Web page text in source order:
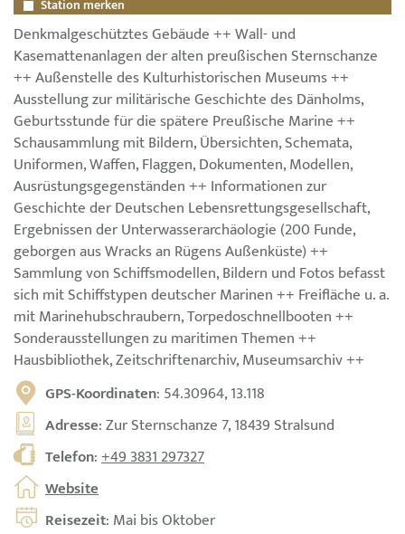
Station merken
Denkmalgeschütztes Gebäude ++ Wall- und
Kasemattenanlagen der alten preußischen Sternschanze
++ Außenstelle des Kulturhistorischen Museums ++
Ausstellung zur militärische Geschichte des Dänholms,
Geburtsstunde für die spätere Preußische Marine ++
Schausammlung mit Bildern, Übersichten, Schemata,
Uniformen, Waffen, Flaggen, Dokumenten, Modellen,
Ausrüstungsgegenständen ++ Informationen zur
Geschichte der Deutschen Lebensrettungsgesellschaft,
Ergebnissen der Unterwasserarchäologie (200 Funde,
geborgen aus Wracks an Rügens Außenküste) ++
Sammlung von Schiffsmodellen, Bildern und Fotos befasst
sich mit Schiffstypen deutscher Marinen ++ Freifläche u. a.
mit Marinehubschraubern, Torpedoschnellbooten ++
Sonderausstellungen zu maritimen Themen ++
Hausbibliothek, Zeitschriftenarchiv, Museumsarchiv ++
GPS-Koordinaten: 54.30964, 13.118
Adresse: Zur Sternschanze 7, 18439 Stralsund
Telefon:+49 3831 297327
Website
Reisezeit: Mai bis Oktober